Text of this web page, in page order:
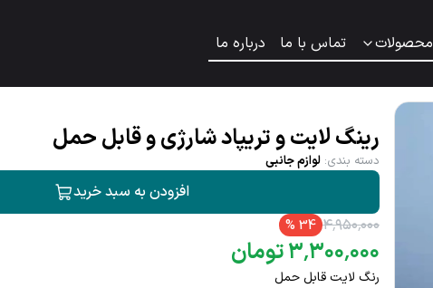
محصولات تماس با ما درباره ما
رینگ لایت و تریپاد شارژی و قابل حمل
دسته بندی: لوازم جانبی
افزودن به سبد خرید
۴٬۹۵۰٬۰۰۰ 34
%
۳٬۳۰۰٬۰۰۰ تومان
رنگ لایت قابل حمل